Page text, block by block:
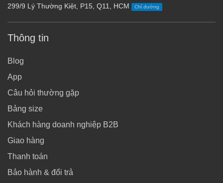
299/9 Lý Thường Kiệt, P15, Q11, HCM
Chỉ đường
Thông tin
Blog
App
Câu hỏi thường gặp
Bảng size
Khách hàng doanh nghiệp B2B
Giao hàng
Thanh toán
Bảo hành & đổi trả